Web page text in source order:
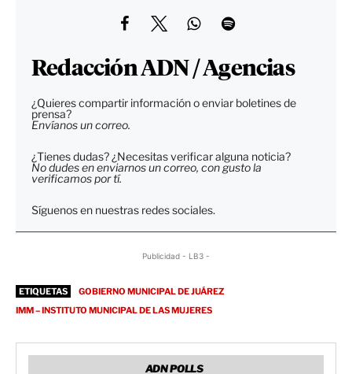
Redacción ADN / Agencias
¿Quieres compartir información o enviar boletines de
prensa?
Envíanos un correo.
¿Tienes dudas? ¿Necesitas verificar alguna noticia?
No dudes en enviarnos un correo, con gusto la
verificamos por tí.
Síguenos en nuestras redes sociales.
Publicidad - LB3 -
ETIQUETAS
GOBIERNO MUNICIPAL DE JUÁREZ
IMM – INSTITUTO MUNICIPAL DE LAS MUJERES
ADN POLLS